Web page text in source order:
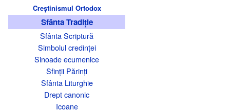
Creștinismul Ortodox
Sfânta Tradiție
Sfânta Scriptură
Simbolul credinței
Sinoade ecumenice
Sfinții Părinți
Sfânta Liturghie
Drept canonic
Icoane